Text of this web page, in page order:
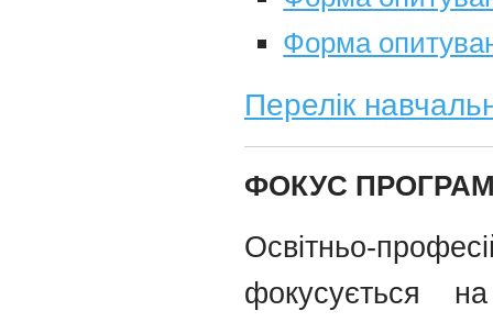
Форма
Перелік
ФОКУС
Освітньо-
фокусується на